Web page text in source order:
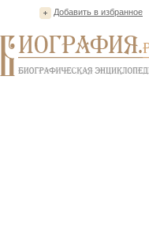
Добавить в избранное